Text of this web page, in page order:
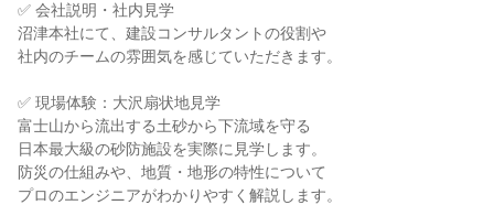
✅ 会社説明・社内見学
沼津本社にて、建設コンサルタントの役割や
社内のチームの雰囲気を感じていただきます。
✅ 現場体験：大沢扇状地見学
富士山から流出する土砂から下流域を守る
日本最大級の砂防施設を実際に見学します。
防災の仕組みや、地質・地形の特性について
プロのエンジニアがわかりやすく解説します。